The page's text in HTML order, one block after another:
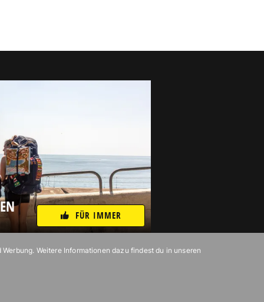
FÜR IMMER
Weitere Informationen dazu findest du in unseren